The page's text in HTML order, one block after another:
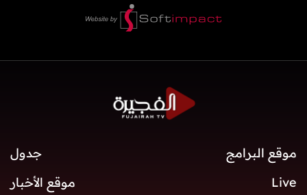
موقع البرامج
جدول
Live
موقع الأخبار